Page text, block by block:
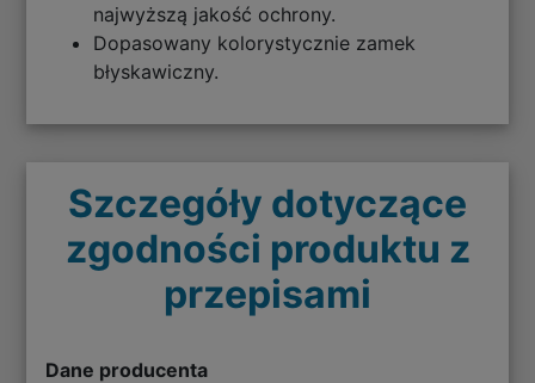
najwyższą jakość ochrony.
Dopasowany kolorystycznie zamek
błyskawiczny.
Szczegóły dotyczące
zgodności produktu z
przepisami
Dane producenta